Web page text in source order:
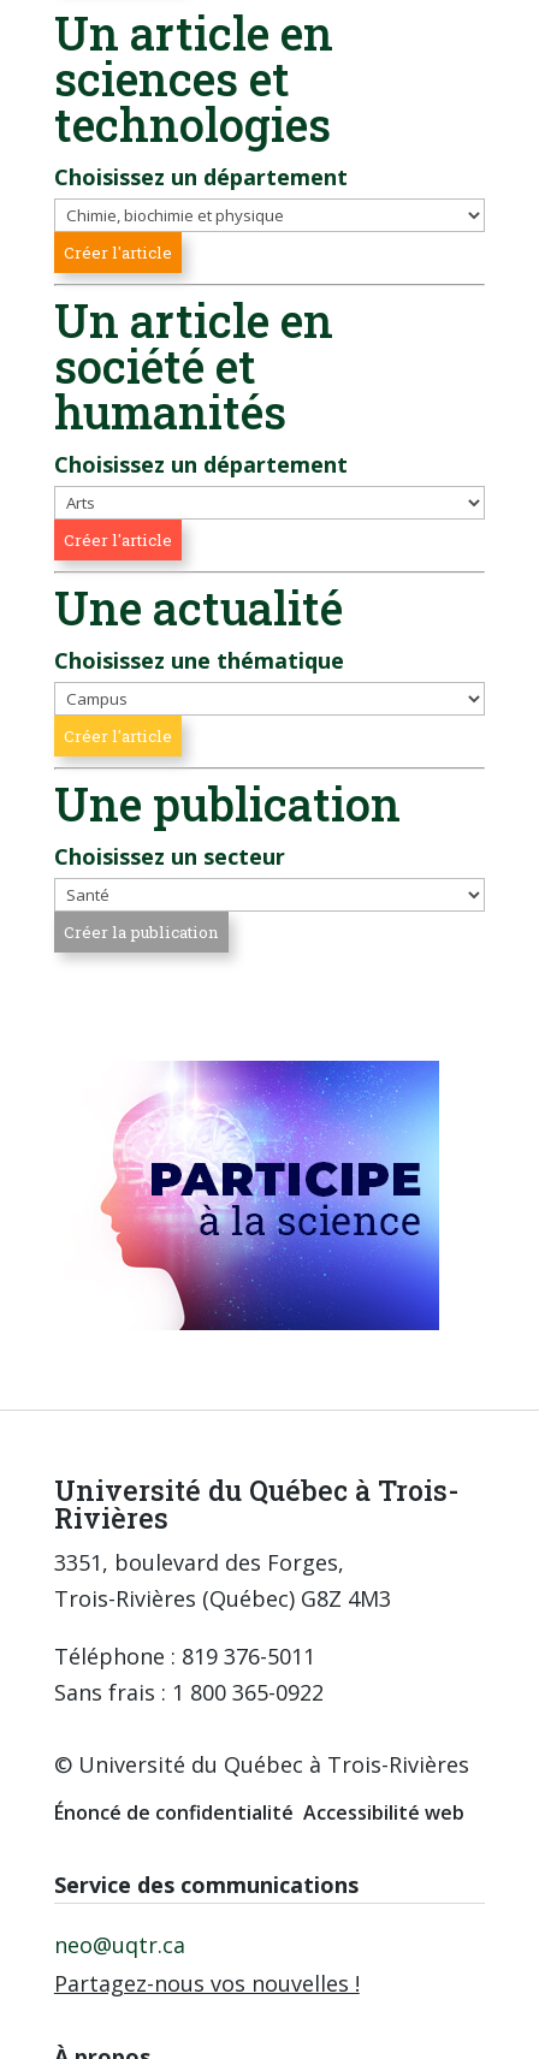
Un article en
sciences et
technologies
Choisissez un département
Un article en
société et
humanités
Choisissez un département
Une actualité
Choisissez une thématique
Une publication
Choisissez un secteur
Université du Québec à Trois-
Rivières
3351, boulevard des Forges,
Trois-Rivières (Québec) G8Z 4M3
Téléphone : 819 376-5011
Sans frais : 1 800 365-0922
© Université du Québec à Trois-Rivières
Énoncé de confidentialité Accessibilité web
Service des communications
neo@uqtr.ca
Partagez-nous vos nouvelles !